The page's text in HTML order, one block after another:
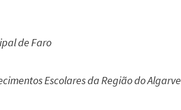
de Faro
Escolares da Região do Algarve